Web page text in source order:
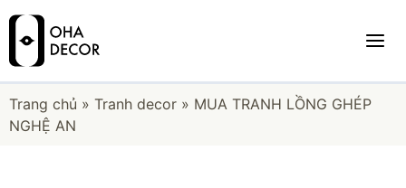
Trang chủ » Tranh decor » MUA TRANH LỒNG GHÉP
NGHỆ AN